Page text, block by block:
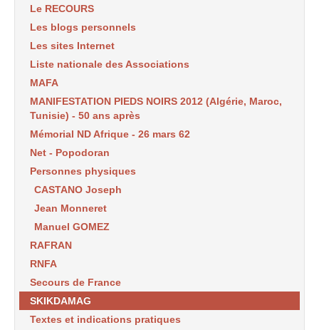
Le RECOURS
Les blogs personnels
Les sites Internet
Liste nationale des Associations
MAFA
MANIFESTATION PIEDS NOIRS 2012 (Algérie, Maroc,
Tunisie) - 50 ans après
Mémorial ND Afrique - 26 mars 62
Net - Popodoran
Personnes physiques
CASTANO Joseph
Jean Monneret
Manuel GOMEZ
RAFRAN
RNFA
Secours de France
SKIKDAMAG
Textes et indications pratiques